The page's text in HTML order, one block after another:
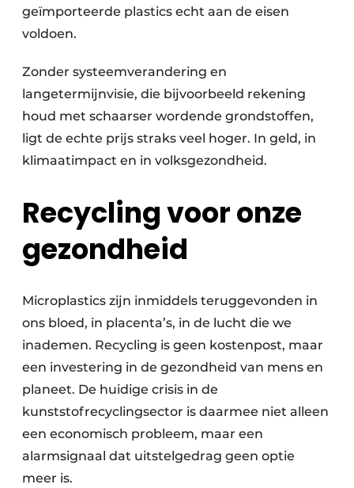
geïmporteerde plastics echt aan de eisen
voldoen.
Zonder systeemverandering en
langetermijnvisie, die bijvoorbeeld rekening
houd met schaarser wordende grondstoffen,
ligt de echte prijs straks veel hoger. In geld, in
klimaatimpact en in volksgezondheid.
Recycling voor onze
gezondheid
Microplastics zijn inmiddels teruggevonden in
ons bloed, in placenta’s, in de lucht die we
inademen. Recycling is geen kostenpost, maar
een investering in de gezondheid van mens en
planeet. De huidige crisis in de
kunststofrecyclingsector is daarmee niet alleen
een economisch probleem, maar een
alarmsignaal dat uitstelgedrag geen optie
meer is.